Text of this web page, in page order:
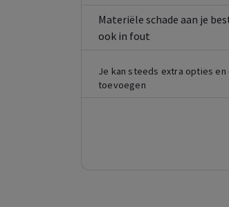
Materiële schade aan je
ook in fout
Je kan steeds extra opties en
toevoegen